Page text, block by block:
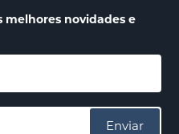
melhores novidadese
Enviar